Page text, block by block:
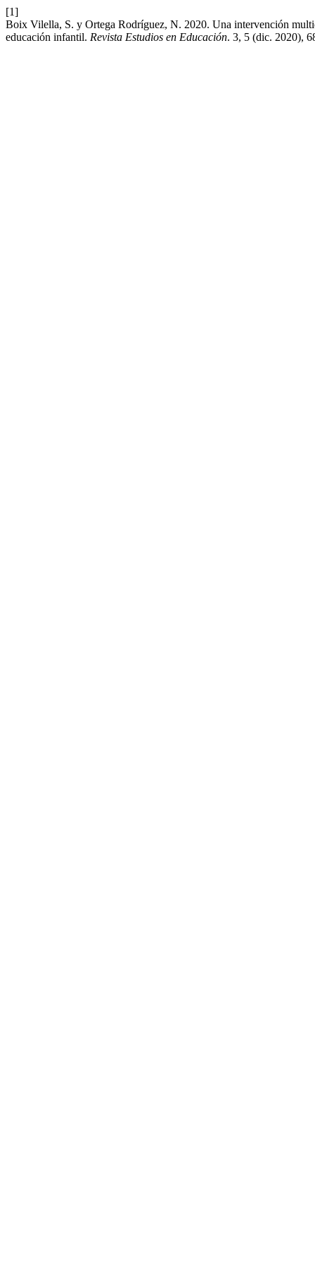
[1]
Boix Vilella, S. y Ortega Rodríguez, N. 2020. Una intervención
educación infantil. Revista Estudios en Educación. 3, 5 (dic. 2020),